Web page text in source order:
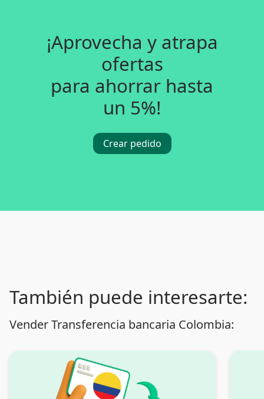
¡Aprovecha y atrapa
ofertas
para ahorrar hasta
un 5%!
Crear pedido
También puede interesarte:
Vender Transferencia bancaria Colombia: